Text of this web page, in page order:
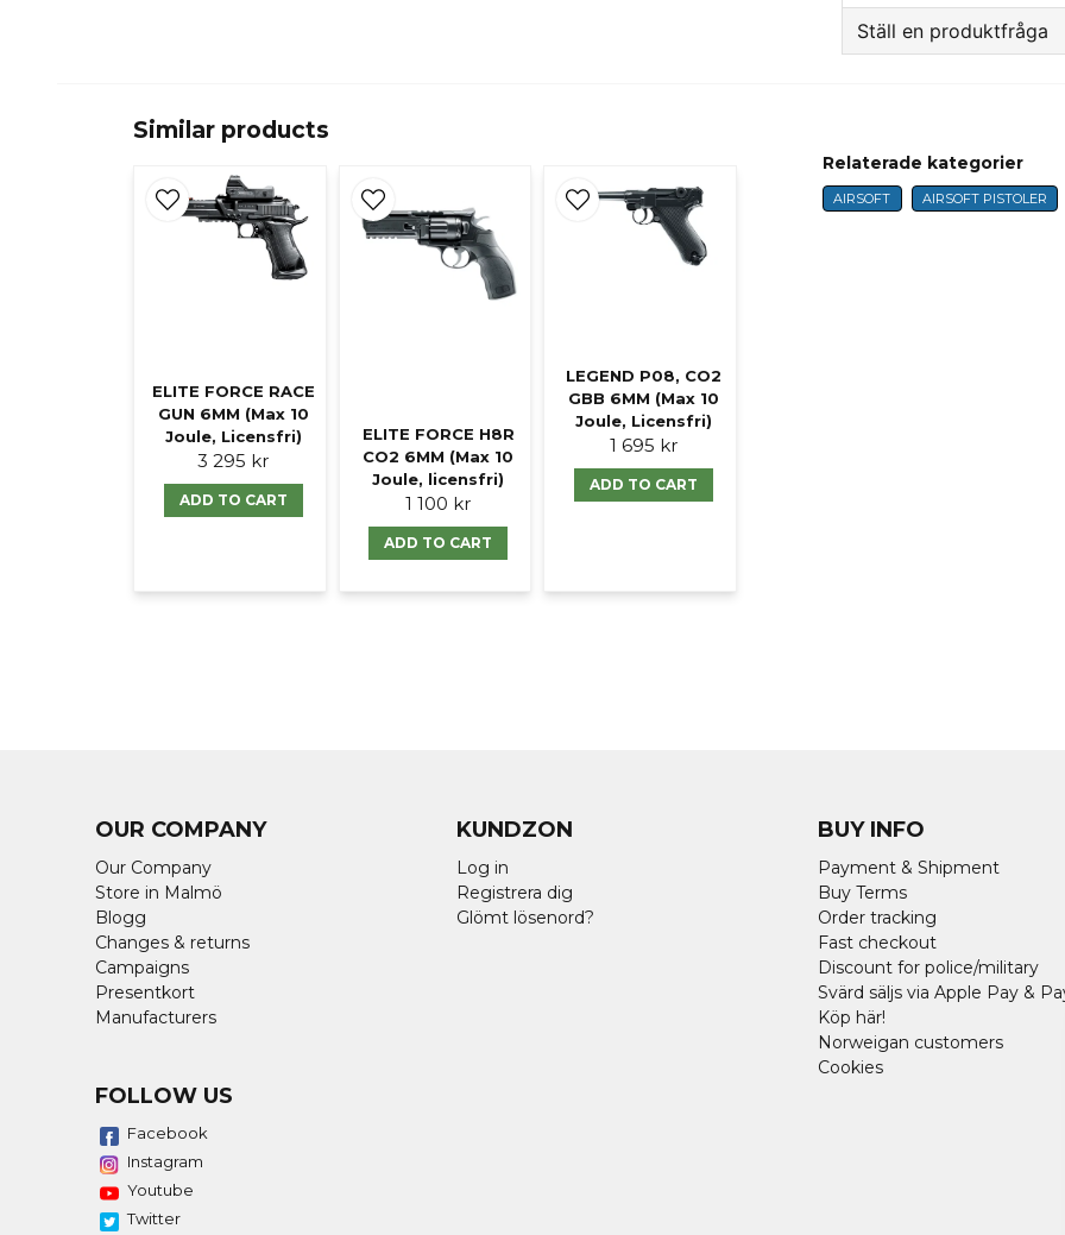
Ställ en produktfråga
name
Similar products
ELITE FORCE RACE
GUN 6MM (Max 10
Joule, Licensfri)
3 295 kr
ADD TO CART
ELITE FORCE H8R
CO2 6MM (Max 10
Joule, licensfri)
1 100 kr
ADD TO CART
LEGEND P08, CO2
GBB 6MM (Max 10
Joule, Licensfri)
1 695 kr
ADD TO CART
Relaterade kategorier
AIRSOFT AIRSOFT PISTOLER
OUR COMPANY
Our Company
Store in Malmö
Blogg
Changes & returns
Campaigns
Presentkort
Manufacturers
KUNDZON
Log in
Registrera dig
Glömt lösenord?
BUY INFO
Payment & Shipment
Buy Terms
Order tracking
Fast checkout
Discount for police/military
Svärd säljs via Apple Pay &
Köp här!
Norweigan customers
Cookies
FOLLOW US
Facebook
Instagram
Youtube
Twitter